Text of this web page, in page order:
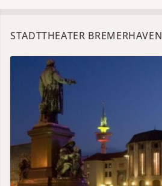
STADTTHEATER BREMERHAVEN